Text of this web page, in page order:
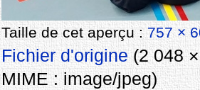
Taille de cet aperçu :757 ×
Fichier d'origine‎(2 048
MIME :image/jpeg)